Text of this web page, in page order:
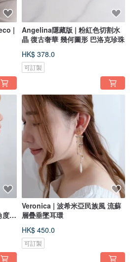
|
Angelina隱藏版 | 粉紅色切割水
晶 復古奢華 幾何圖形 巴洛克珍珠
HK$ 378.0
可訂製
不
Veronica | 波希米亞民族風 流蘇
層疊垂墜耳環
HK$ 450.0
可訂製